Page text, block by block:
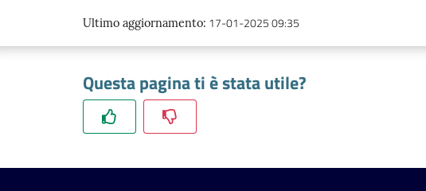
Ultimo aggiornamento: 17-01-2025 09:35
Questa pagina ti è stata utile?